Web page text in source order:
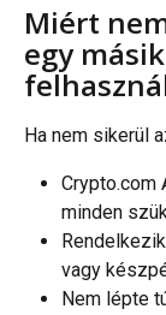
Miért
egy
Ha nem sikerül
Crypto.com
minden
vagy
Nem lépte